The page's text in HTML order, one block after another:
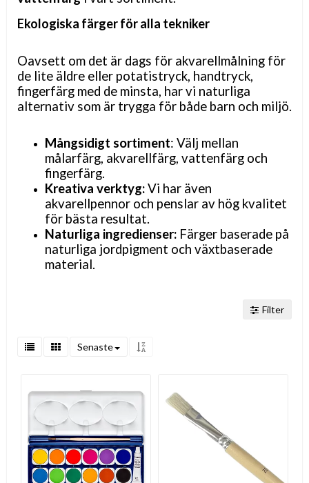
Ekologiska färger för alla tekniker
Oavsett om det är dags för akvarellmålning för
de lite äldre eller potatistryck, handtryck,
fingerfärg med de minsta, har vi naturliga
alternativ som är trygga för både barn och miljö.
Mångsidigt sortiment: Välj mellan
målarfärg, akvarellfärg, vattenfärg och
fingerfärg.
Kreativa verktyg:Vi har även
akvarellpennor och penslar av hög kvalitet
för bästa resultat.
Naturliga ingredienser: Färger baserade på
naturliga jordpigment och växtbaserade
material.
Filter
Senaste